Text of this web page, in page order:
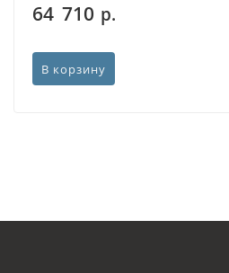
64 710 р.
В корзину